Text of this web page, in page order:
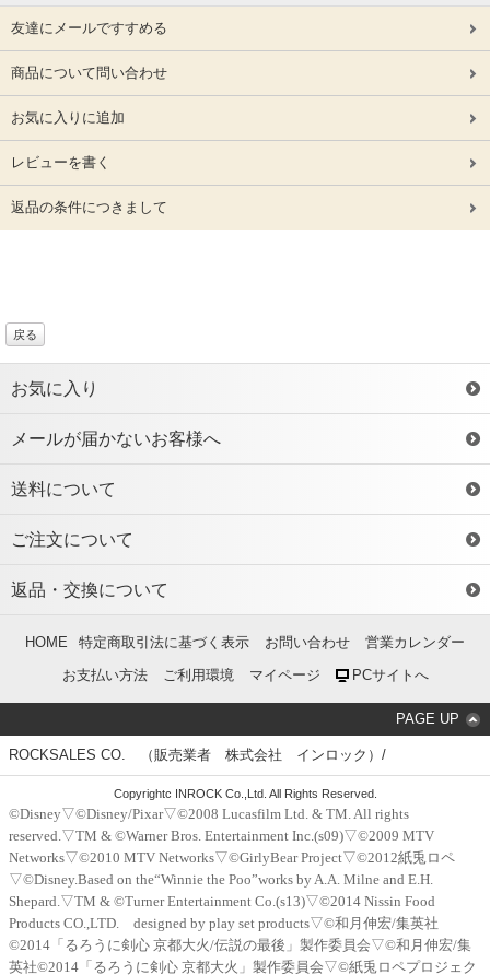
友達にメールですすめる
商品について問い合わせ
お気に入りに追加
レビューを書く
返品の条件につきまして
戻る
お気に入り
メールが届かないお客様へ
送料について
ご注文について
返品・交換について
HOME 特定商取引法に基づく表示 お問い合わせ
営業カレンダー
お支払い方法
ご利用環境 マイページ PCサイトへ
PAGE UP
ROCKSALES CO. （販売業者 株式会社 インロック）/
Copyrightc INROCK Co.,Ltd. All Rights Reserved.
©Disney▽©Disney/Pixar▽©2008 Lucasfilm Ltd. & TM. All rights
reserved.▽TM & ©Warner Bros. Entertainment Inc.(s09)▽©2009 MTV
Networks▽©2010 MTV Networks▽©GirlyBear Project▽©2012紙兎ロペ
▽©Disney.Based on the“Winnie the Poo”works by A.A. Milne and E.H.
Shepard.▽TM & ©Turner Entertainment Co.(s13)▽©2014 Nissin Food
Products CO.,LTD. designed by play set products▽©和月伸宏/集英社
©2014「るろうに剣心 京都大火/伝説の最後」製作委員会▽©和月伸宏/集
英社©2014「るろうに剣心 京都大火」製作委員会▽©紙兎ロペプロジェク